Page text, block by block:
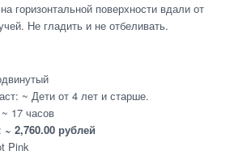
горизонтальной поверхности вдали от
Не гладить и не отбеливать.
~ Дети от 4 лет и старше.
17 часов
~ 2,760.00 рублей
Pink